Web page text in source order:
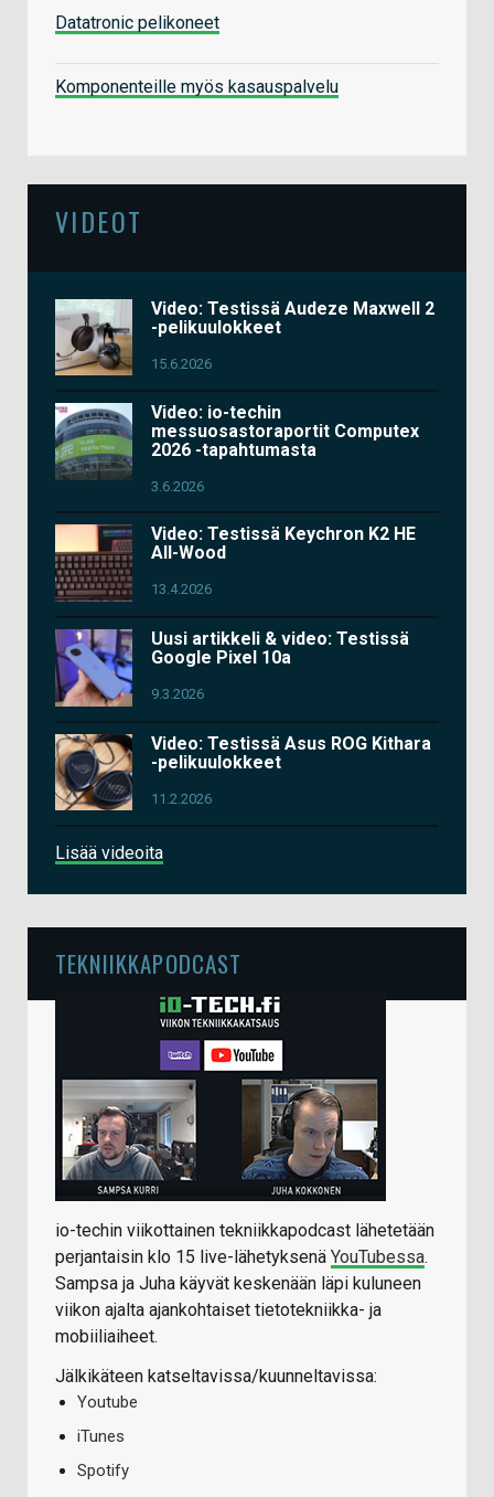
Datatronic pelikoneet
Komponenteille myös kasauspalvelu
VIDEOT
Video: Testissä Audeze Maxwell 2
-pelikuulokkeet
15.6.2026
Video: io-techin
messuosastoraportit Computex
2026 -tapahtumasta
3.6.2026
Video: Testissä Keychron K2 HE
All-Wood
13.4.2026
Uusi artikkeli & video: Testissä
Google Pixel 10a
9.3.2026
Video: Testissä Asus ROG Kithara
-pelikuulokkeet
11.2.2026
Lisää videoita
TEKNIIKKAPODCAST
io-techin viikottainen tekniikkapodcast lähetetään
perjantaisin klo 15 live-lähetyksenä YouTubessa.
Sampsa ja Juha käyvät keskenään läpi kuluneen
viikon ajalta ajankohtaiset tietotekniikka- ja
mobiiliaiheet.
Jälkikäteen katseltavissa/kuunneltavissa:
Youtube
iTunes
Spotify